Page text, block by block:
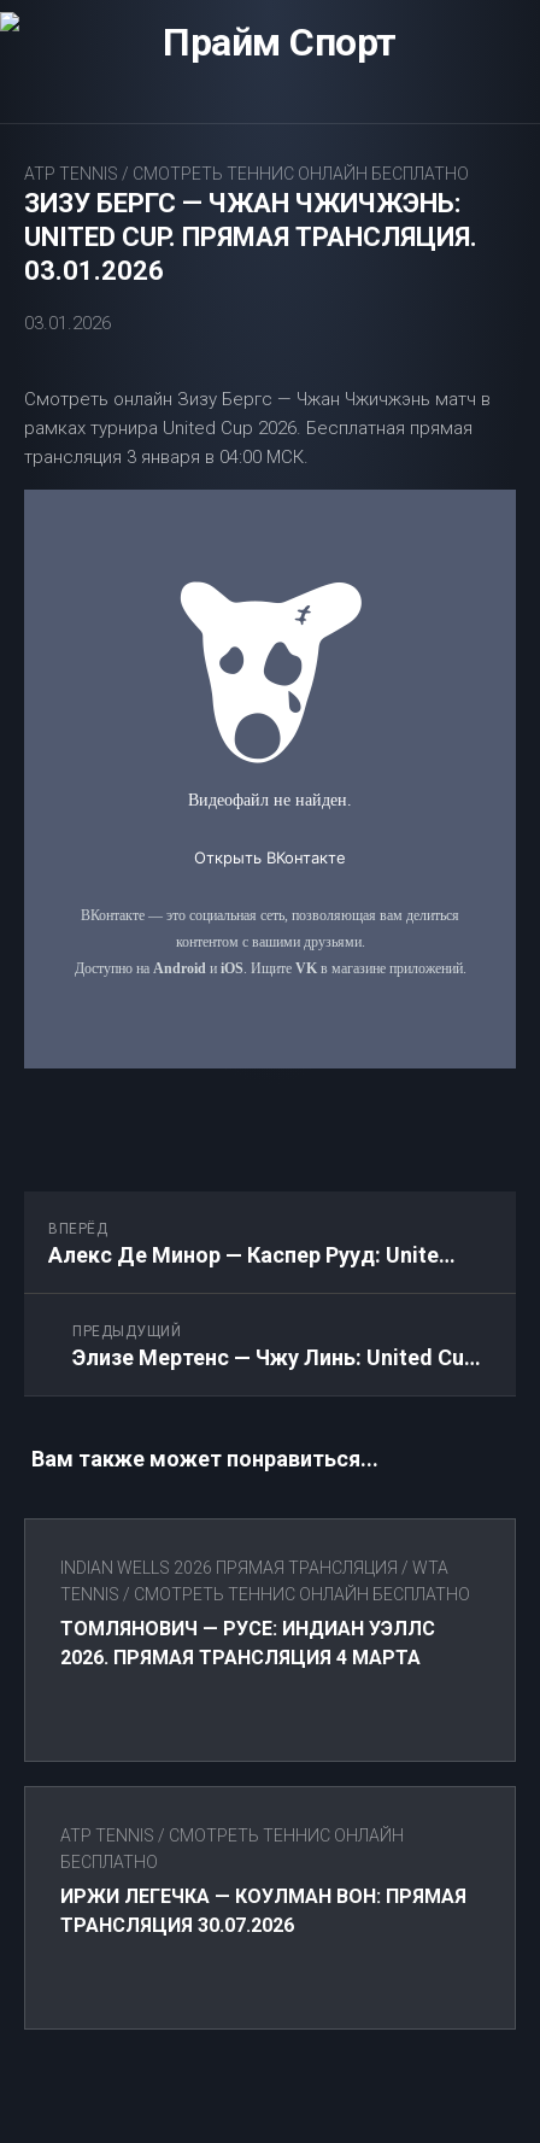
Перейти
к
ATP TENNIS / СМОТРЕТЬ ТЕННИС ОНЛАЙН БЕСПЛАТНО
ЗИЗУ БЕРГС — ЧЖАН ЧЖИЧЖЭНЬ:
UNITED CUP. ПРЯМАЯ ТРАНСЛЯЦИЯ.
03.01.2026
03.01.2026
Смотреть онлайн Зизу Бергс — Чжан Чжичжэнь матч в
рамках турнира United Cup 2026. Бесплатная прямая
трансляция 3 января в 04:00 МСК.
ВПЕРЁД
Алекс Де Минор — Каспер Рууд: United Cup. Прямая трансляция. 03.01.2026
ПРЕДЫДУЩИЙ
Элизе Мертенс — Чжу Линь: United Cup. Прямая трансляция. 03.01.2026
Вам также может понравиться...
INDIAN WELLS 2026 ПРЯМАЯ ТРАНСЛЯЦИЯ / WTA
TENNIS / СМОТРЕТЬ ТЕННИС ОНЛАЙН БЕСПЛАТНО
ТОМЛЯНОВИЧ — РУСЕ: ИНДИАН УЭЛЛС
2026. ПРЯМАЯ ТРАНСЛЯЦИЯ 4 МАРТА
ATP TENNIS / СМОТРЕТЬ ТЕННИС ОНЛАЙН
БЕСПЛАТНО
ИРЖИ ЛЕГЕЧКА — КОУЛМАН ВОН: ПРЯМАЯ
ТРАНСЛЯЦИЯ 30.07.2026